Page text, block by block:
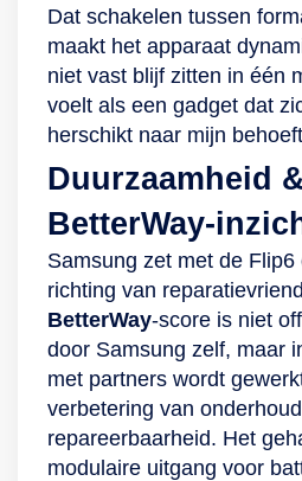
Dat schakelen tussen
maakt het apparaat
niet vast blijf zitten in één
voelt als een gadget dat
herschikt naar mijn
Duurzaamheid
Samsung zet met de
richting van
BetterWay‑score is niet
door Samsung zelf, maar
met partners wordt
verbetering van
repareerbaarheid. Het
modulaire uitgang voor